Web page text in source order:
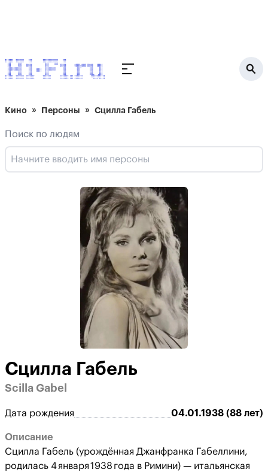
Кино Персоны Сцилла Габель
Поиск по людям
Сцилла Габель
Scilla Gabel
Дата рождения 04.01.1938 (88 лет)
Описание
Сцилла Габель (урождённая Джанфранка Габеллини,
родилась 4 января 1938 года в Римини) — итальянская